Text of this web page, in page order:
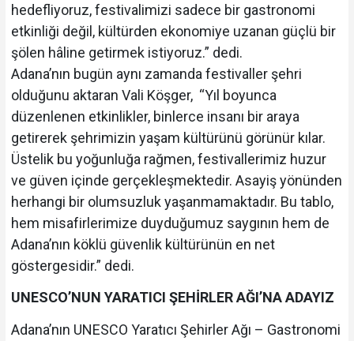
hedefliyoruz, festivalimizi sadece bir gastronomi
etkinliği değil, kültürden ekonomiye uzanan güçlü bir
şölen hâline getirmek istiyoruz.” dedi.
Adana’nın bugün aynı zamanda festivaller şehri
olduğunu aktaran Vali Köşger, “Yıl boyunca
düzenlenen etkinlikler, binlerce insanı bir araya
getirerek şehrimizin yaşam kültürünü görünür kılar.
Üstelik bu yoğunluğa rağmen, festivallerimiz huzur
ve güven içinde gerçekleşmektedir. Asayiş yönünden
herhangi bir olumsuzluk yaşanmamaktadır. Bu tablo,
hem misafirlerimize duyduğumuz saygının hem de
Adana’nın köklü güvenlik kültürünün en net
göstergesidir.” dedi.
UNESCO’NUN YARATICI ŞEHİRLER AĞI’NA ADAYIZ
Adana’nın UNESCO Yaratıcı Şehirler Ağı – Gastronomi